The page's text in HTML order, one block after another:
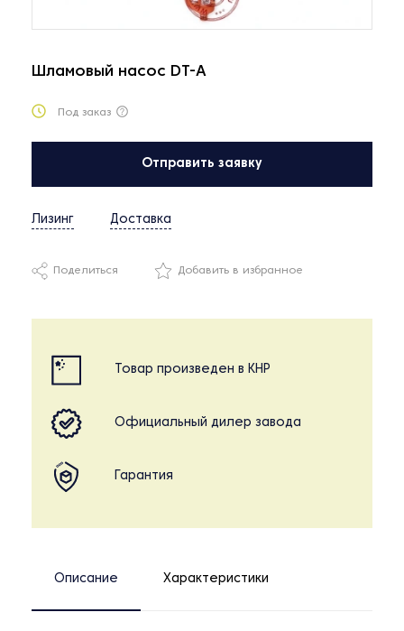
Шламовый насос DT-A
Под заказ
Отправить заявку
Лизинг Доставка
Поделиться Добавить в избранное
Товар произведен в КНР
Официальный дилер завода
Гарантия
Описание Характеристики